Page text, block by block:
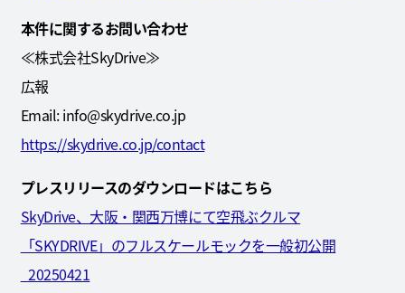
本件に関するお問い合わせ
≪株式会社SkyDrive≫
広報
Email: info@skydrive.co.jp
https://skydrive.co.jp/contact
プレスリリースのダウンロードはこちら
SkyDrive、大阪・関西万博にて空飛ぶクルマ
「SKYDRIVE」のフルスケールモックを一般初公開
_20250421